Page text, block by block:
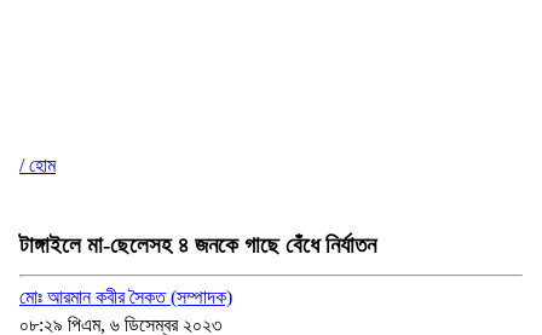
/ হোম
টাঙ্গাইলে মা-ছেলেসহ ৪ জনকে গাছে বেঁধে নির্যাতন
মোঃ আরমান কবীর সৈকত (সম্পাদক)
০৮:২৯ পিএম, ৬ ডিসেম্বর ২০২৩